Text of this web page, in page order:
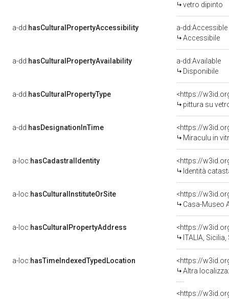
vetro dipinto
a-dd:hasCulturalPropertyAccessibility
a-dd:Accessible
Accessibile
a-dd:hasCulturalPropertyAvailability
a-dd:Available
Disponibile
a-dd:hasCulturalPropertyType
<https://
pittura su
a-dd:hasDesignationInTime
<https://
Miraculu in
a-loc:hasCadastralIdentity
<https://
Identità
a-loc:hasCulturalInstituteOrSite
<https://
Casa-Museo
a-loc:hasCulturalPropertyAddress
<https://
ITALIA,
a-loc:hasTimeIndexedTypedLocation
<https://
Altra
<https://